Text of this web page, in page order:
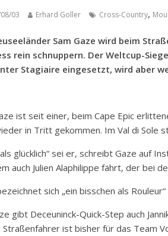
03 Erhard Goller Cross-Country,
Sam Gaze wird beim
rein schnuppern. Der Weltcup-
Stagiaire eingesetzt, wird aber
ist seit einer, beim Cape Epic
in Tritt gekommen. Im Val di Sole
glücklich“ sei er, schreibt Gaze auf
auch Julien Alaphilippe fährt, der bei
sich „ein bisschen als
gibt Deceuninck-Quick-Step auch
Straßenfahrer ist bisher für das Team